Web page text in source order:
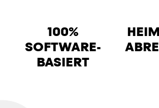
100%
SOFTWARE-
BASIERT